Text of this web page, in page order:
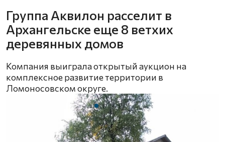
Группа Аквилон расселит в
Архангельске еще 8 ветхих
деревянных домов
Компания выиграла открытый аукцион на
комплексное развитие территории в
Ломоносовском округе.